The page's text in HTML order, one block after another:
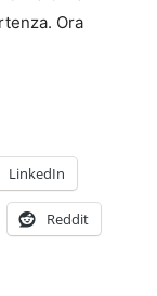
Ora
LinkedIn
Reddit